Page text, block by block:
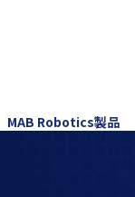
MAB Robotics製品